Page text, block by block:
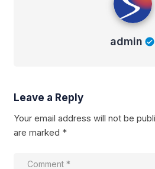
admin
Leave a Reply
Your email address will not be
are marked *